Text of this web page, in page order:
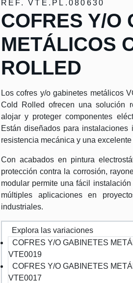
REF. VTE.PL.080630
COFRES Y/O
METÁLICOS
ROLLED
Los cofres y/o gabinetes metálicos
Cold Rolled ofrecen una solución
alojar y proteger componentes
Están diseñados para
resistencia mecánica y una
Con acabados en pintura
protección contra la corrosión,
modular permite una fácil
múltiples aplicaciones en
industriales.
Explora las variaciones
COFRES Y/O GABINETES
VTE0019
COFRES Y/O GABINETES
VTE0017